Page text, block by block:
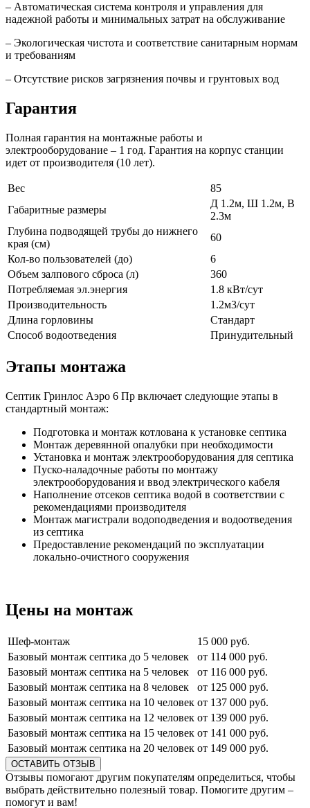
– Автоматическая система контроля и управления для
надежной работы и минимальных затрат на обслуживание
– Экологическая чистота и соответствие санитарным нормам
и требованиям
– Отсутствие рисков загрязнения почвы и грунтовых вод
Гарантия
Полная гарантия на монтажные работы и
электрооборудование – 1 год. Гарантия на корпус станции
идет от производителя (10 лет).
Вес
85
Габаритные размеры
Д 1.2м, Ш 1.2м, В
2.3м
Глубина подводящей трубы до нижнего
края (см)
60
Кол-во пользователей (до)
6
Объем залпового сброса (л)
360
Потребляемая эл.энергия
1.8 кВт/сут
Производительность
1.2м3/сут
Длина горловины
Стандарт
Способ водоотведения
Принудительный
Этапы монтажа
Септик Гринлос Аэро 6 Пр включает следующие этапы в
стандартный монтаж:
Подготовка и монтаж котлована к установке септика
Монтаж деревянной опалубки при необходимости
Установка и монтаж электрооборудования для септика
Пуско-наладочные работы по монтажу
электрооборудования и ввод электрического кабеля
Наполнение отсеков септика водой в соответствии с
рекомендациями производителя
Монтаж магистрали водоподведения и водоотведения
из септика
Предоставление рекомендаций по эксплуатации
локально-очистного сооружения
Цены на монтаж
Шеф-монтаж
15 000 руб.
Базовый монтаж септика до 5 человек
от 114 000 руб.
Базовый монтаж септика на 5 человек
от 116 000 руб.
Базовый монтаж септика на 8 человек
от 125 000 руб.
Базовый монтаж септика на 10 человек от 137 000 руб.
Базовый монтаж септика на 12 человек от 139 000 руб.
Базовый монтаж септика на 15 человек от 141 000 руб.
Базовый монтаж септика на 20 человек от 149 000 руб.
ОСТАВИТЬ ОТЗЫВ
Отзывы помогают другим покупателям определиться, чтобы
выбрать действительно полезный товар. Помогите другим –
помогут и вам!